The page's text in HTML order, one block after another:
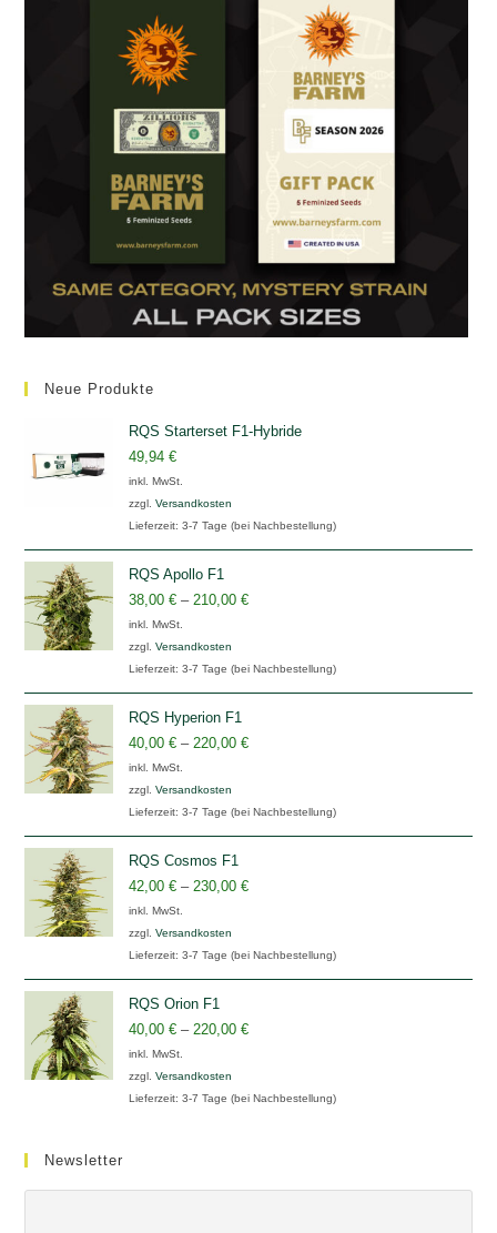
Neue Produkte
RQS Starterset F1-Hybride
49,94€
inkl. MwSt.
zzgl.Versandkosten
Lieferzeit:3-7 Tage (bei Nachbestellung)
RQS Apollo F1
38,00€ – 210,00€
inkl. MwSt.
zzgl.Versandkosten
Lieferzeit:3-7 Tage (bei Nachbestellung)
RQS Hyperion F1
40,00€ – 220,00€
inkl. MwSt.
zzgl.Versandkosten
Lieferzeit:3-7 Tage (bei Nachbestellung)
RQS Cosmos F1
42,00€ – 230,00€
inkl. MwSt.
zzgl.Versandkosten
Lieferzeit:3-7 Tage (bei Nachbestellung)
RQS Orion F1
40,00€ – 220,00€
inkl. MwSt.
zzgl.Versandkosten
Lieferzeit:3-7 Tage (bei Nachbestellung)
Newsletter